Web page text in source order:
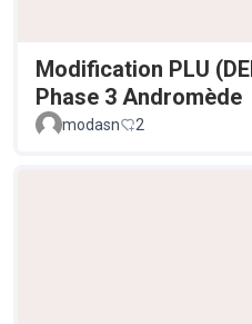
Modification PLU
Phase 3 Andromède
modasn 2